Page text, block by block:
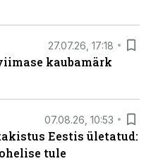
27.07.26, 17:18
kaubamärk
07.08.26, 10:53
Eestis ületatud:
tule